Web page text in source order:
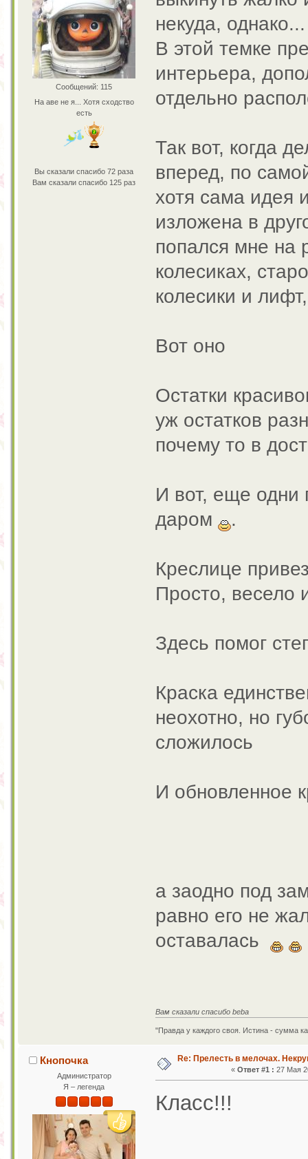
Сообщений: 115
На аве не я... Хотя сходство
есть
Вы сказали спасибо 72 раза
Вам сказали спасибо 125 раз
некуда, однако...
В этой темке
интерьера,
отдельно
Так вот, когда
вперед, по
хотя сама идея
изложена в
попался мне на
колесиках,
колесики и
Вот оно
Остатки
уж остатков
почему то в
И вот, еще одни
даром
.
Креслице
Просто, весело
Здесь помог
Краска
неохотно, но
сложилось
И обновленное
а заодно под
равно его не
оставалась
Вам сказали спасибо beba
"Правда у каждого своя. Истина - сумма
Кнопочка
Администратор
Я – легенда
Re: Прелесть в мелочах.
«Ответ #1 : 27 Мая
Класс!!!